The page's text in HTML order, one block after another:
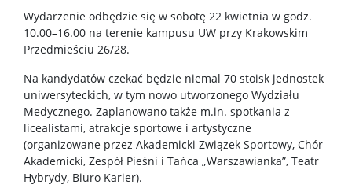
Intranet
Spis pracowników
Strony prywatne
Badania i nauka
Wydarzenie odbędzie się w sobotę 22 kwietnia w godz.
10.00–16.00 na terenie kampusu UW przy Krakowskim
Przedmieściu 26/28.
Na kandydatów czekać będzie niemal 70 stoisk jednostek
uniwersyteckich, w tym nowo utworzonego Wydziału
Medycznego. Zaplanowano także m.in. spotkania z
licealistami, atrakcje sportowe i artystyczne
(organizowane przez Akademicki Związek Sportowy, Chór
Akademicki, Zespół Pieśni i Tańca „Warszawianka”, Teatr
Hybrydy, Biuro Karier).